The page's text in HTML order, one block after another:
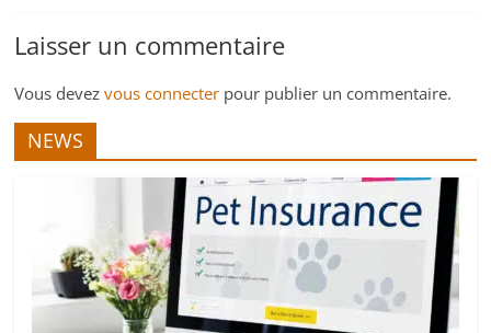
Laisser un commentaire
Vous devezvous connecter pour publier un commentaire.
NEWS